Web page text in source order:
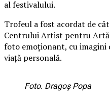
al festivalului.
Trofeul a fost acordat de
Centrului Artist pentru
foto emoționant, cu imagini
viață personală.
Foto. Dragoș Popa